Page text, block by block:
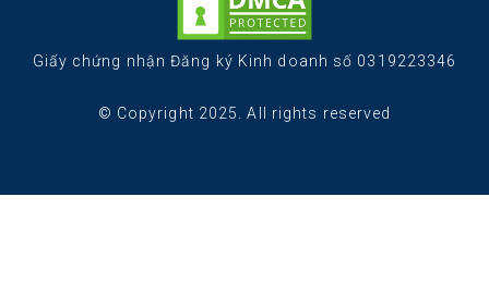
Giấy chứng nhận Đăng ký Kinh doanh số 0319223346
© Copyright 2025. All rights reserved